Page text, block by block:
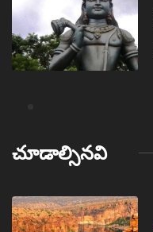
చూడాల్సినవి